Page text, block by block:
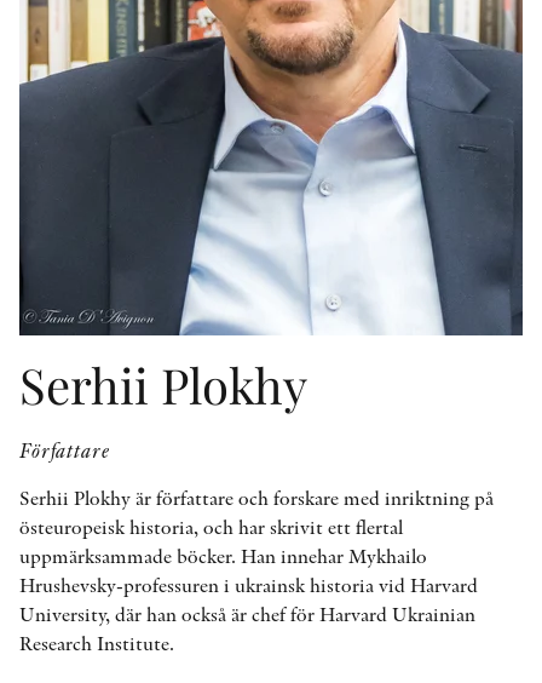
KONTAKT
PRESSKONTAKT
PEER REVIEW-PROCESSEN
Serhii Plokhy
Författare
Serhii Plokhy är författare och forskare med inriktning på
östeuropeisk historia, och har skrivit ett flertal
uppmärksammade böcker. Han innehar Mykhailo
Hrushevsky-professuren i ukrainsk historia vid Harvard
University, där han också är chef för Harvard Ukrainian
Research Institute.